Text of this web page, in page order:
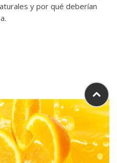
y por qué deberían